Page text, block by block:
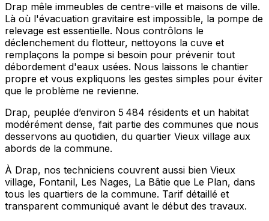
Drap mêle immeubles de centre-ville et maisons de ville.
Là où l'évacuation gravitaire est impossible, la pompe de
relevage est essentielle. Nous contrôlons le
déclenchement du flotteur, nettoyons la cuve et
remplaçons la pompe si besoin pour prévenir tout
débordement d'eaux usées. Nous laissons le chantier
propre et vous expliquons les gestes simples pour éviter
que le problème ne revienne.
Drap, peuplée d’environ 5 484 résidents et un habitat
modérément dense, fait partie des communes que nous
desservons au quotidien, du quartier Vieux village aux
abords de la commune.
À Drap, nos techniciens couvrent aussi bien Vieux
village, Fontanil, Les Nages, La Bâtie que Le Plan, dans
tous les quartiers de la commune. Tarif détaillé et
transparent communiqué avant le début des travaux.